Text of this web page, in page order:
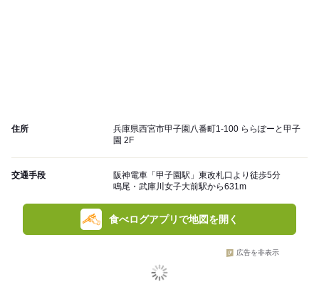
住所
兵庫県西宮市甲子園八番町1-100 ららぽーと甲子
園 2F
交通手段
阪神電車「甲子園駅」東改札口より徒歩5分
鳴尾・武庫川女子大前駅から631m
食べログアプリで地図を開く
広告を非表示